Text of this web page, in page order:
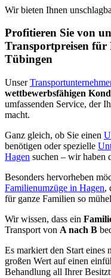
Wir bieten Ihnen
Profitieren Sie von
Transportpreisen für
Tübingen
Unser
wettbewerbsfähigen
umfassenden Service, der
macht.
Ganz gleich, ob Sie einen
benötigen oder spezielle
Hagen suchen – wir haben
Besonders hervorheben
Familienumzüge in Hagen,
für ganze Familien so
Wir wissen, dass ein
Transport von A nach B
Es markiert den Start eines
großen Wert auf einen
Behandlung all Ihrer